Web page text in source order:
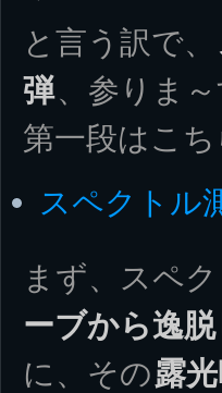
と言う訳で、
弾、参りま～
第一段はこち
スペクトル
まず、スペ
ーブから逸
に、その露